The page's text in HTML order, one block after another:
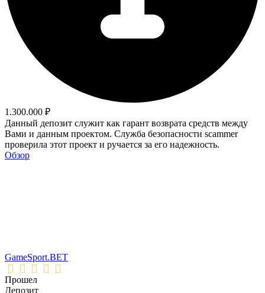
1.300.000 ₽
Данный депозит служит как гарант возврата средств между
Вами и данным проектом. Служба безопасности scammer
проверила этот проект и ручается за его надежность.
Обзор
GameSport.BET
Прошел
Депозит